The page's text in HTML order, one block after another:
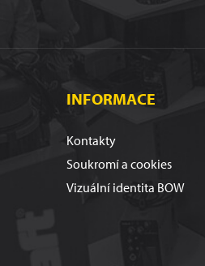
INFORMACE
Kontakty
Soukromí a cookies
Vizuální identita BOW